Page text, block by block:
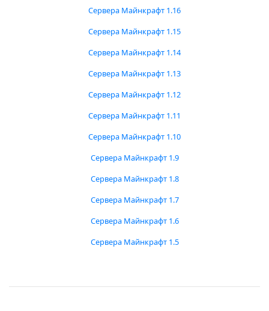
Сервера Майнкрафт 1.16
Сервера Майнкрафт 1.15
Сервера Майнкрафт 1.14
Сервера Майнкрафт 1.13
Сервера Майнкрафт 1.12
Сервера Майнкрафт 1.11
Сервера Майнкрафт 1.10
Сервера Майнкрафт 1.9
Сервера Майнкрафт 1.8
Сервера Майнкрафт 1.7
Сервера Майнкрафт 1.6
Сервера Майнкрафт 1.5